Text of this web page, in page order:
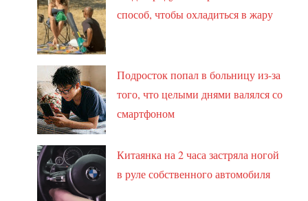
способ, чтобы охладиться в жару
Подросток попал в больницу из-за
того, что целыми днями валялся со
смартфоном
Китаянка на 2 часа застряла ногой
в руле собственного автомобиля